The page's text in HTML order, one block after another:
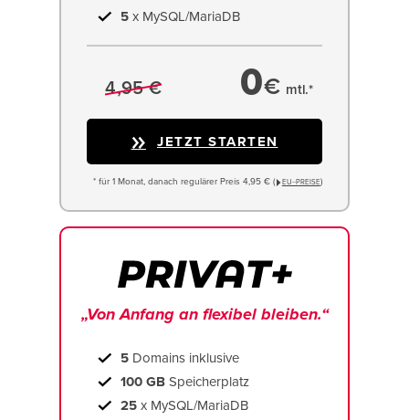
5 x MySQL/MariaDB
4,95 € 0€ mtl.*
JETZT STARTEN
* für 1 Monat, danach regulärer Preis 4,95 € ( EU−PREISE)
„Von Anfang an flexibel bleiben.“
5 Domains inklusive
100 GB Speicherplatz
25 x MySQL/MariaDB